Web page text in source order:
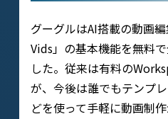
グーグルはAI搭載の動画
Vids」の基本機能を無料
した。従来は有料の
が、今後は誰でもテンプ
どを使って手軽に動画制